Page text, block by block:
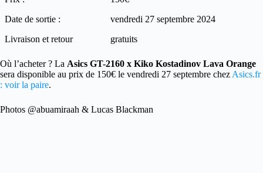
Date de sortie :
vendredi 27 septembre 2024
Livraison et retour
gratuits
Où l’acheter ? La Asics GT-2160 x Kiko Kostadinov Lava Orange
sera disponible au prix de 150€ le vendredi 27 septembre chez Asics.fr
: voir la paire.
Photos @abuamiraah & Lucas Blackman